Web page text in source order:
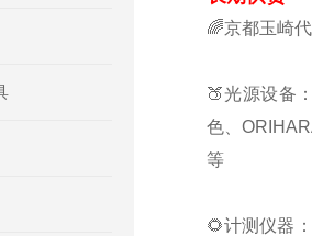
🌈京都玉崎
🍑光源设备
色、
等
🌻计测仪器